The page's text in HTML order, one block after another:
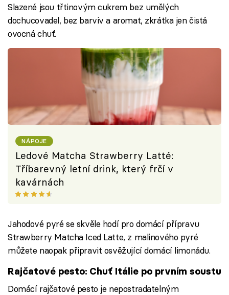
Slazené jsou třtinovým cukrem bez umělých
dochucovadel, bez barviv a aromat, zkrátka jen čistá
ovocná chuť.
NÁPOJE
Ledové Matcha Strawberry Latté:
Tříbarevný letní drink, který frčí v
kavárnách
Jahodové pyré se skvěle hodí pro domácí přípravu
Strawberry Matcha Iced Latte, z malinového pyré
můžete naopak připravit osvěžující domácí limonádu.
Rajčatové pesto: Chuť Itálie po prvním soustu
Domácí rajčatové pesto je nepostradatelným